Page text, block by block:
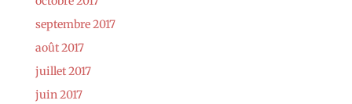
septembre 2017
août 2017
juillet 2017
juin 2017